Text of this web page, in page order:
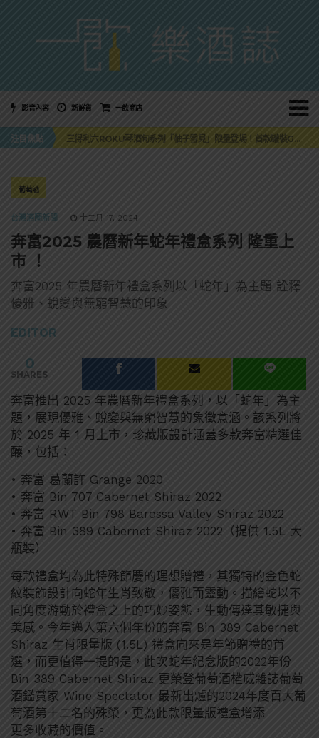
影音內容 新鮮貨 一飲商店
注目焦點
萬眾敲碗如期回歸！SUNMAI金色三麥3度攜手花蓮瓜農品牌「阿強西瓜」
三得利六ROKU琴酒旬系列「柚子雪見」限量登場！首款罐裝GIN SODA 10月同步上市
美國正式恢復蘇格蘭威士忌零關稅！烈酒產業再次迎來重磅利多
葡萄酒
台灣酒圈新聞 十二月 17, 2024
奔富2025 農曆新年蛇年禮盒系列 隆重上
市 ！
奔富2025 年農曆新年禮盒系列以「蛇年」為主題 詮釋
優雅、蛻變與無窮智慧的印象
EDITOR
0
SHARES
奔富推出 2025 年農曆新年禮盒系列，以「蛇年」為主
題，展現優雅、蛻變與無窮智慧的象徵意涵。該系列將
於 2025 年 1 月上市，珍藏版設計涵蓋多款奔富精選佳
釀，包括：
• 奔富 葛蘭許 Grange 2020
• 奔富 Bin 707 Cabernet Shiraz 2022
• 奔富 RWT Bin 798 Barossa Valley Shiraz 2022
• 奔富 Bin 389 Cabernet Shiraz 2022（提供 1.5L 大
瓶裝）
每款禮盒均為此特殊節慶的理想贈禮，其獨特的金色蛇
紋裝飾設計向蛇年生肖致敬，優雅而靈動。描繪蛇以不
同角度游動於禮盒之上的巧妙姿態，生動傳達其敏捷與
美感。今年邁入第六個年份的奔富 Bin 389 Cabernet
Shiraz 生肖限量版 (1.5L) 禮盒向來是年節贈禮的首
選，而更值得一提的是，此次蛇年紀念版的2022年份
Bin 389 Cabernet Shiraz 更榮登葡萄酒權威雜誌葡萄
酒鑑賞家 Wine Spectator 最新出爐的2024年度百大葡
萄酒第十二名的殊榮，更為此款限量版禮盒增添
更多收藏的價值。